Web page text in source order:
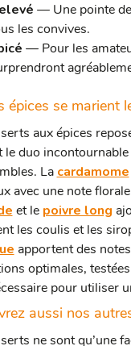
— Une pointe
les convives.
— Pour les
épices se marient
aux épices
duo
La cardamome
avec une note
et le poivre long
les coulis et les
apportent des
optimales,
pour utiliser
aussi nos
ne sont qu’une